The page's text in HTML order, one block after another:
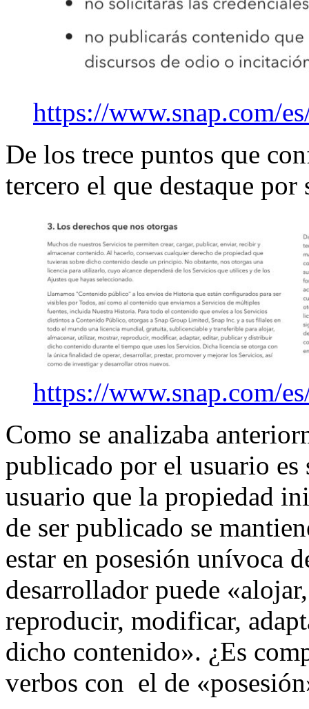
https://www.snap.com/
De los trece puntos que
tercero el que destaque
https://www.snap.com/
Como se analizaba
publicado por el usuario
usuario que la propiedad
de ser publicado se
estar en posesión unívoca
desarrollador puede
reproducir, modificar,
dicho contenido». ¿Es
verbos con el de